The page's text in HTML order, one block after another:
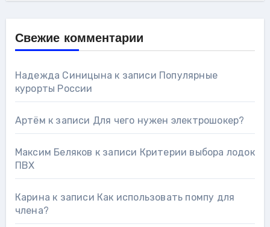
Свежие комментарии
Надежда Синицына к записи Популярные
курорты России
Артём к записи Для чего нужен электрошокер?
Максим Беляков к записи Критерии выбора лодок
ПВХ
Карина к записи Как использовать помпу для
члена?